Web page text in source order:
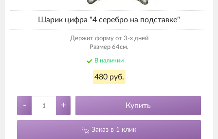
Шарик цифра "4 серебро на подставке"
Держит форму от 3-х дней
Размер 64см.
В наличии
480 руб.
- + Купить
Заказ в 1 клик